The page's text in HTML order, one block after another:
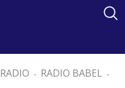
RADIO . RADIO BABEL .